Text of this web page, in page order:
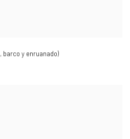
, barco y enruanado)